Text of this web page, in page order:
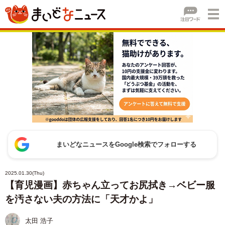
まいどなニュースをGoogle検索でフォローする
2025.01.30(Thu)
【育児漫画】赤ちゃん立ってお尻拭き→ベビー服
を汚さない夫の方法に「天才かよ」
太田 浩子